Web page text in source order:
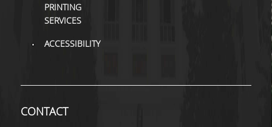
PRINTING
SERVICES
ACCESSIBILITY
CONTACT